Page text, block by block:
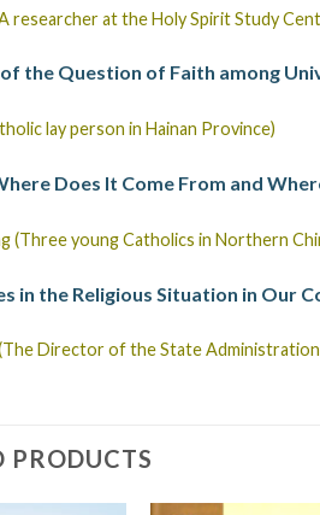
researcher at the Holy Spirit Study
the Question of Faith among
lay person in Hainan Province)
Does It Come From and
(Three young Catholics in Northern
in the Religious Situation in Our
(The Director of the State
PRODUCTS